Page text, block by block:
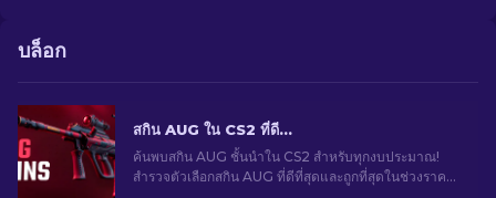
บล็อก
สกิน AUG ใน CS2 ที่ดีที่สุดในทุกช่วงราคาสําหรับปี 2026
ค้นพบสกิน AUG ชั้นนําใน CS2 สําหรับทุกงบประมาณ!
สํารวจตัวเลือกสกิน AUG ที่ดีที่สุดและถูกที่สุดในช่วงราคา